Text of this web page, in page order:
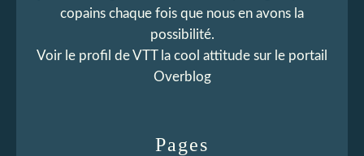
Pages
copains chaque fois que nous en avons la
possibilité.
Voir le profil deVTT la cool attitude sur le portail
Overblog